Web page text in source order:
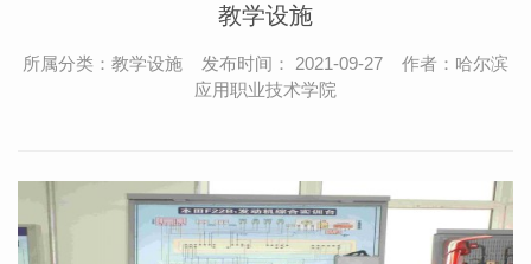
教学设施
所属分类：教学设施 发布时间： 2021-09-27 作者：哈尔滨
应用职业技术学院